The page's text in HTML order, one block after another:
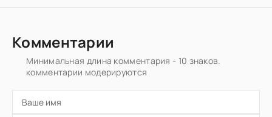
Комментарии
Минимальная длина комментария - 10 знаков.
комментарии модерируются